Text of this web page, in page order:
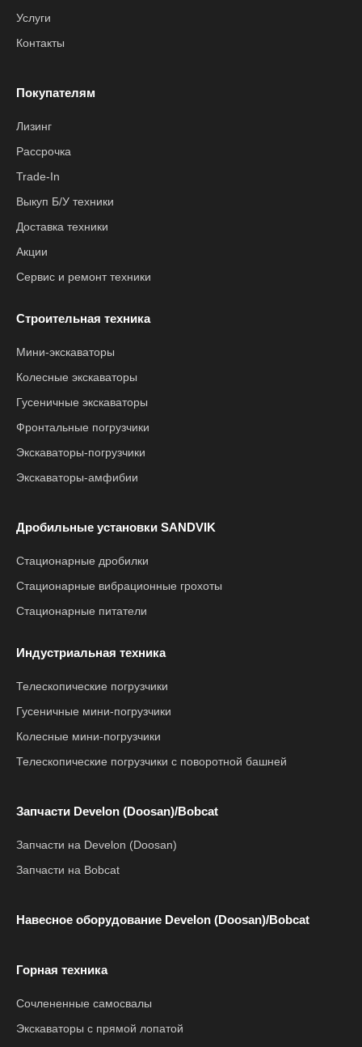
Услуги
Контакты
Покупателям
Лизинг
Рассрочка
Trade-In
Выкуп Б/У техники
Доставка техники
Акции
Сервис и ремонт техники
Строительная техника
Мини-экскаваторы
Колесные экскаваторы
Гусеничные экскаваторы
Фронтальные погрузчики
Экскаваторы-погрузчики
Экскаваторы-амфибии
Дробильные установки SANDVIK
Стационарные дробилки
Стационарные вибрационные грохоты
Стационарные питатели
Индустриальная техника
Телескопические погрузчики
Гусеничные мини-погрузчики
Колесные мини-погрузчики
Телескопические погрузчики с поворотной башней
Запчасти Develon (Doosan)/Bobcat
Запчасти на Develon (Doosan)
Запчасти на Bobcat
Навесное оборудование Develon (Doosan)/Bobcat
Горная техника
Сочлененные самосвалы
Экскаваторы с прямой лопатой